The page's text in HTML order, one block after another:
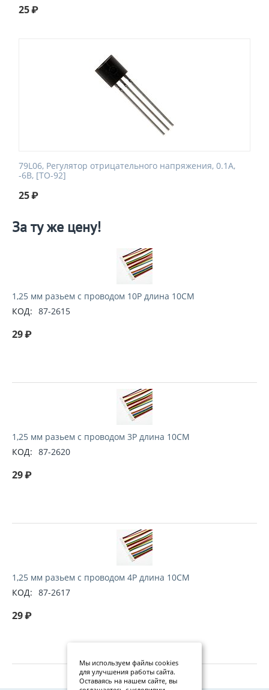
25₽
79L06, Регулятор отрицательного напряжения, 0.1А,
-6В, [TO-92]
25₽
За ту же цену!
1,25 мм разьем с проводом 10P длина 10CM
КОД: 87-2615
29₽
1,25 мм разьем с проводом 3P длина 10CM
КОД: 87-2620
29₽
1,25 мм разьем с проводом 4P длина 10CM
КОД: 87-2617
29₽
Мы используем файлы cookies
для улучшения работы сайта.
Оставаясь на нашем сайте, вы